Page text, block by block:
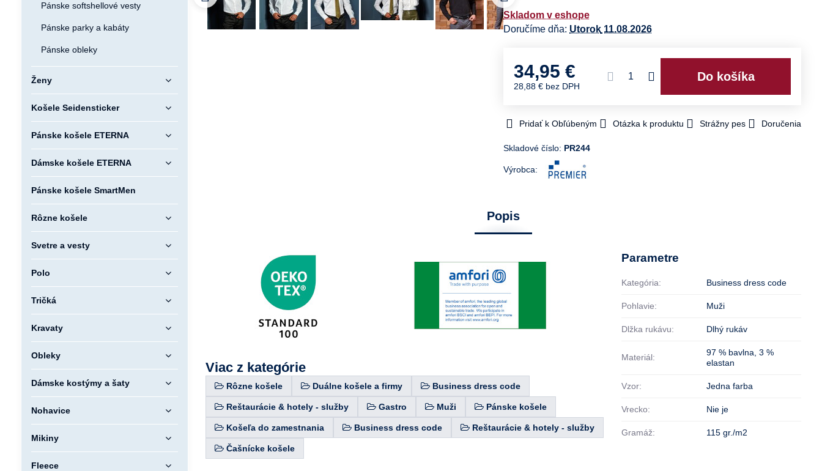
Skladom v eshope
Doručíme dňa: Utorok 11.08.2026
34,95 €
28,88 € bez DPH
Do košíka
Pridať k Obľúbeným Otázka k produktu Strážny pes Doručenia
Skladové číslo: PR244
Výrobca:
Popis
Viac z kategórie
Rôzne košele Duálne košele a firmy Business dress code
Reštaurácie & hotely - služby Gastro Muži Pánske košele
Košeľa do zamestnania Business dress code Reštaurácie & hotely - služby
Čašnícke košele
Parametre
Kategória: Business dress code
Pohlavie: Muži
Dlžka rukávu: Dlhý rukáv
Materiál: 97 % bavlna ,3 %
elastan
Vzor: Jedna farba
Vrecko: Nie je
Gramáž: 115 gr./m2
Pánske softshellové vesty
Pánske parky a kabáty
Pánske obleky
Ženy
Košele Seidensticker
Pánske košele ETERNA
Dámske košele ETERNA
Pánske košele SmartMen
Rôzne košele
Svetre a vesty
Polo
Tričká
Kravaty
Obleky
Dámske kostýmy a šaty
Nohavice
Mikiny
Fleece